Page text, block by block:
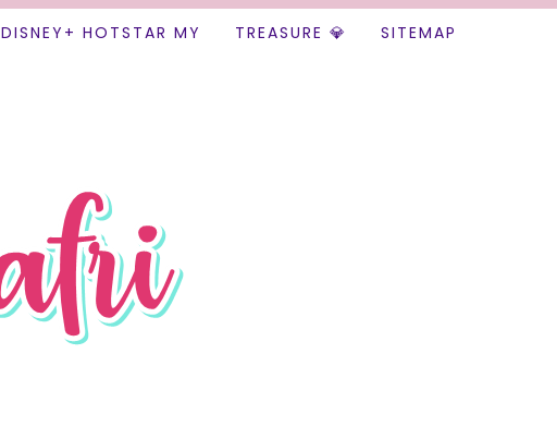
DISNEY+ HOTSTAR MY TREASURE 💎 SITEMAP